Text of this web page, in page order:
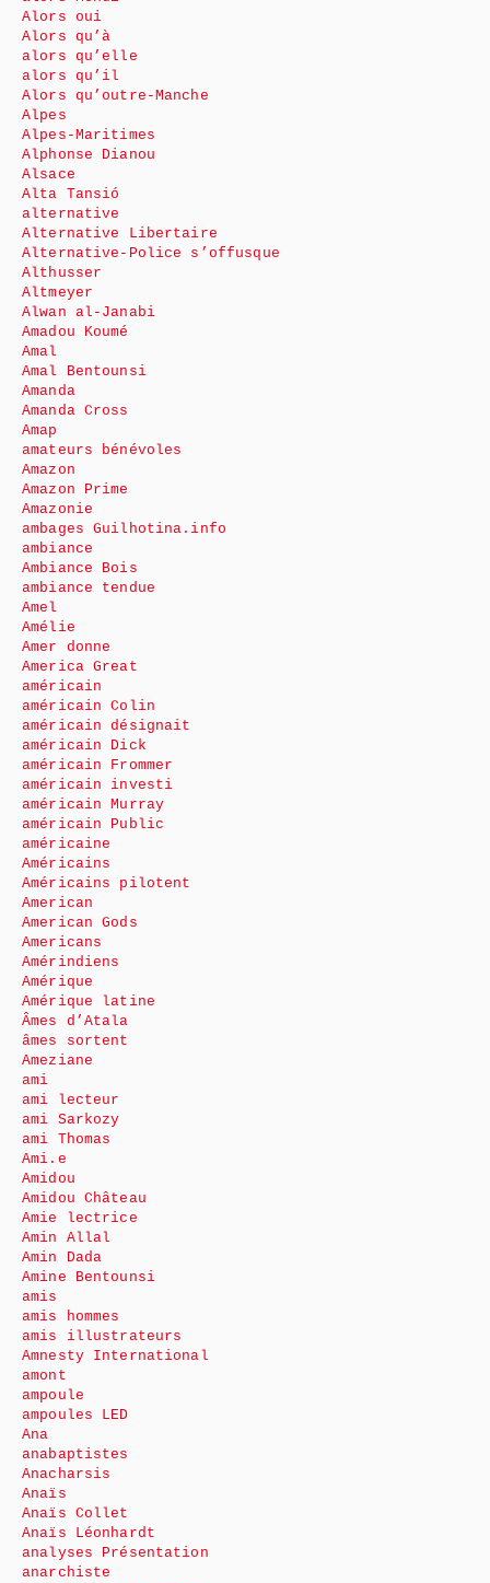
Alors oui
Alors qu’à
alors qu’elle
alors qu’il
Alors qu’outre-Manche
Alpes
Alpes-Maritimes
Alphonse Dianou
Alsace
Alta Tansió
alternative
Alternative Libertaire
Alternative-Police s’offusque
Althusser
Altmeyer
Alwan al-Janabi
Amadou Koumé
Amal
Amal Bentounsi
Amanda
Amanda Cross
Amap
amateurs bénévoles
Amazon
Amazon Prime
Amazonie
ambages Guilhotina.info
ambiance
Ambiance Bois
ambiance tendue
Amel
Amélie
Amer donne
America Great
américain
américain Colin
américain désignait
américain Dick
américain Frommer
américain investi
américain Murray
américain Public
américaine
Américains
Américains pilotent
American
American Gods
Americans
Amérindiens
Amérique
Amérique latine
Âmes d’Atala
âmes sortent
Ameziane
ami
ami lecteur
ami Sarkozy
ami Thomas
Ami.e
Amidou
Amidou Château
Amie lectrice
Amin Allal
Amin Dada
Amine Bentounsi
amis
amis hommes
amis illustrateurs
Amnesty International
amont
ampoule
ampoules LED
Ana
anabaptistes
Anacharsis
Anaïs
Anaïs Collet
Anaïs Léonhardt
analyses Présentation
anarchiste